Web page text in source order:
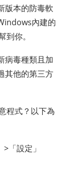
版本的防毒軟
內建的
你。
病毒種類且加
其他的第三方
程式？以下為
「設定」